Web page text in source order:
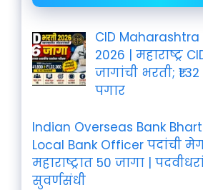
CID
2026 | महाराष्ट्र
जागांची भरती;
पगार
Indian Overseas Bank
Local Bank Officer पदांची
महाराष्ट्रात 50 जागा |
सुवर्णसंधी